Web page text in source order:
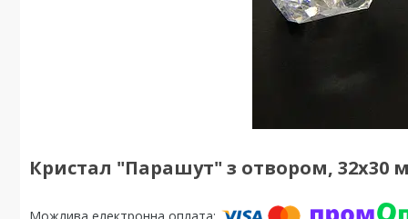
Кристал "Парашут" з отвором, 32х30